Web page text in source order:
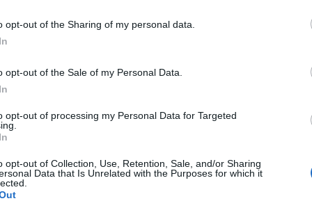
opt-out of the Sharing of my personal data.
opt-out of the Sale of my Personal Data.
opt-out of processing my Personal Data for Targeted
opt-out of Collection, Use, Retention, Sale, and/or Sharing
Data that Is Unrelated with the Purposes for which it
εκλογές του ΣΥΡΙΖΑ και επισημαίνει πως
ενώ δεν παραλείπει να ευχαριστήσει